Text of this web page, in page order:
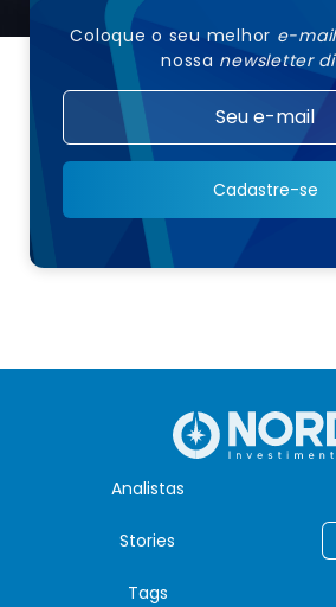
Coloque o seu melhor e-mail
nossa newsletter
Cadastre-se
Analistas
Stories
Tags